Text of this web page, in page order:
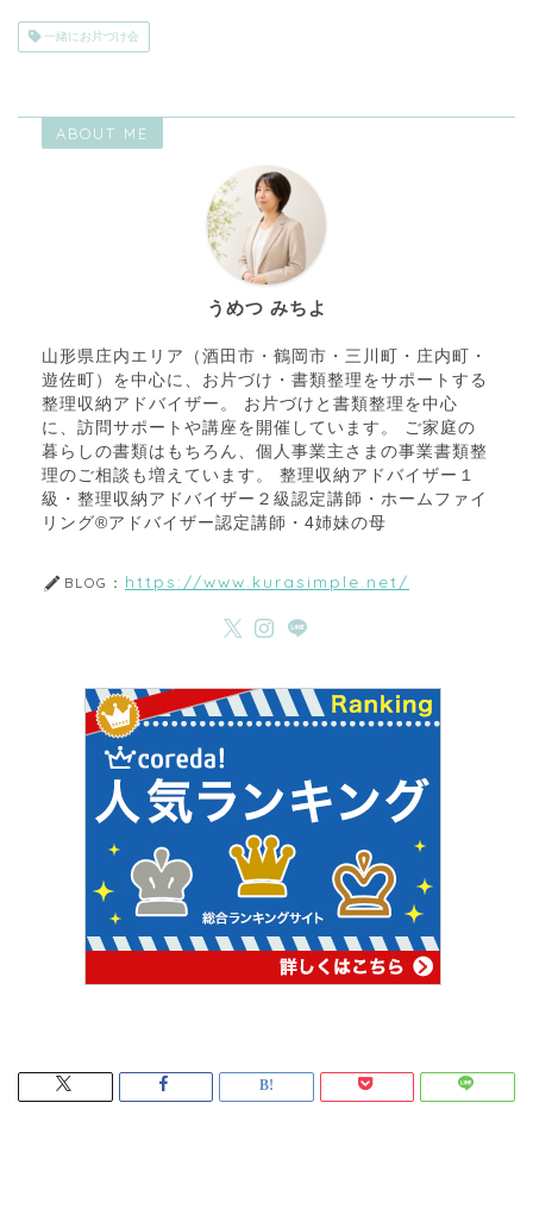
一緒にお片づけ会
ABOUT ME
うめつ みちよ
山形県庄内エリア（酒田市・鶴岡市・三川町・庄内町・
遊佐町）を中心に、お片づけ・書類整理をサポートする
整理収納アドバイザー。 お片づけと書類整理を中心
に、訪問サポートや講座を開催しています。 ご家庭の
暮らしの書類はもちろん、個人事業主さまの事業書類整
理のご相談も増えています。 整理収納アドバイザー１
級・整理収納アドバイザー２級認定講師・ホームファイ
リング®アドバイザー認定講師・4姉妹の母
BLOG： https://www.kurasimple.net/